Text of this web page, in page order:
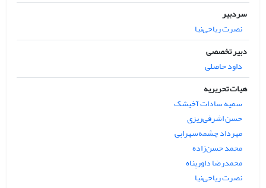
سردبیر
نصرت ریاحی‌نیا
دبیر تخصصی
داود حاصلی
هیات تحریریه
سمیه سادات آخیشک
حسن اشرفی‌ریزی
مهرداد چشمه‌سهرابی
محمد حسن‌زاده
محمدرضا داورپناه
نصرت ریاحی‌نیا